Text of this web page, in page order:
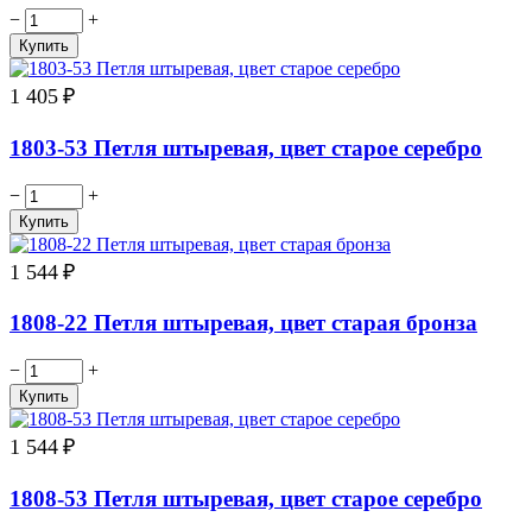
− +
1 405 ₽
1803-53 Петля штыревая, цвет старое серебро
− +
1 544 ₽
1808-22 Петля штыревая, цвет старая бронза
− +
1 544 ₽
1808-53 Петля штыревая, цвет старое серебро